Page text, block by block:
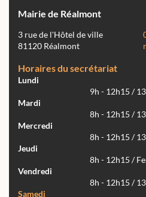
Mairie de Réalmont
3 rue de l'Hôtel de ville
81120 Réalmont
Horaires du secrétariat
Lundi
9h - 12h15 /
Mardi
8h - 12h15 /
Mercredi
8h - 12h15 /
Jeudi
8h - 12h15 /
Vendredi
8h - 12h15 /
Samedi